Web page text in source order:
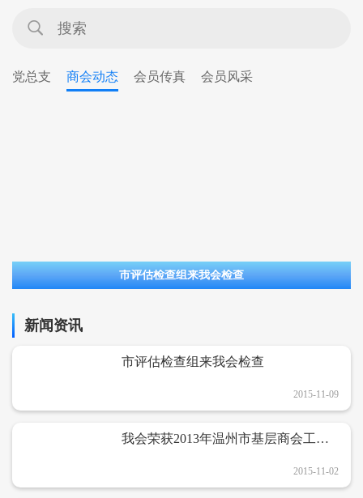
党总支 商会动态 会员传真 会员风采
市评估检查组来我会检查
新闻资讯
市评估检查组来我会检查
2015-11-09
我会荣获2013年温州市基层商会工作
2015-11-02